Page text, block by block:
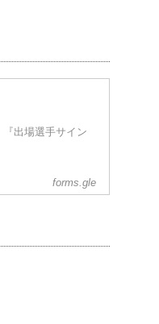
出場選手サイン
forms.gle